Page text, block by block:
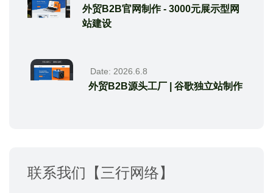
外贸B2B官网制作 - 3000元展示型网
站建设
Date: 2026.6.8
外贸B2B源头工厂 | 谷歌独立站制作
联系我们【三行网络】